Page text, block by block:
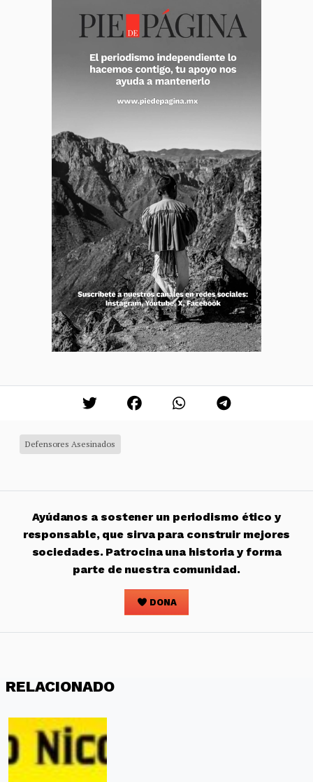
Defensores Asesinados
Ayúdanos a sostener un periodismo ético y
responsable, que sirva para construir mejores
sociedades. Patrocina una historia y forma
parte de nuestra comunidad.
DONA
RELACIONADO